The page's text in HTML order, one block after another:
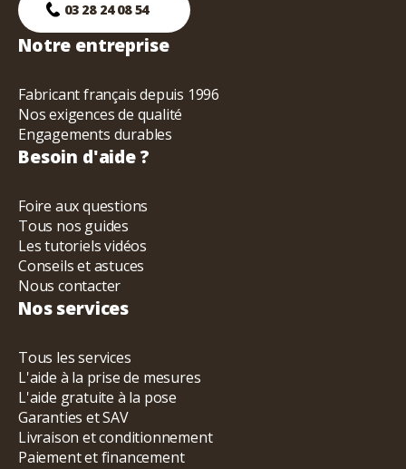
03 28 24 08 54
Notre entreprise
Fabricant français depuis 1996
Nos exigences de qualité
Engagements durables
Besoin d'aide ?
Foire aux questions
Tous nos guides
Les tutoriels vidéos
Conseils et astuces
Nous contacter
Nos services
Tous les services
L'aide à la prise de mesures
L'aide gratuite à la pose
Garanties et SAV
Livraison et conditionnement
Paiement et financement